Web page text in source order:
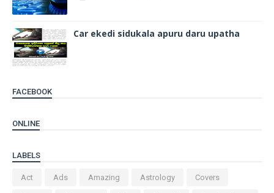
Car ekedi sidukala apuru daru upatha
FACEBOOK
ONLINE
LABELS
Act Ads Amazing Astrology Covers